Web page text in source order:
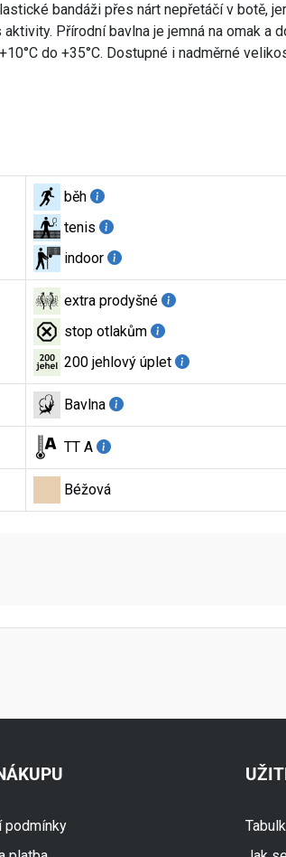
bandáži přes nárt nepřetáčí v botě,
Přírodní bavlna je jemná na omak
do +35°C. Dostupné i nadměrné
běh
tenis
indoor
extra prodyšné
stop otlakům
200 jehlový úplet
Bavlna
TT A
Béžová
údaje
podmínky